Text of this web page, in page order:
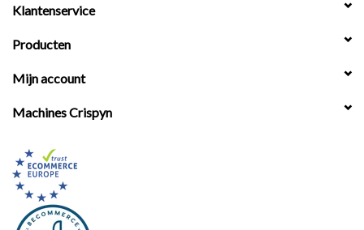
Klantenservice
Producten
Mijn account
Machines Crispyn